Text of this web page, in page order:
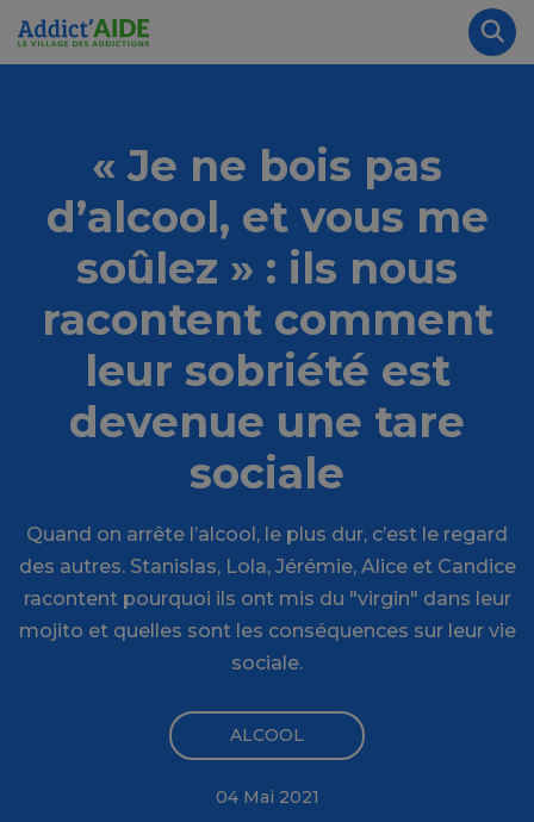
Aller au contenu principal
« Je ne bois pas
d’alcool, et vous me
soûlez » : ils nous
racontent comment
leur sobriété est
devenue une tare
sociale
Quand on arrête l’alcool, le plus dur, c’est le regard
des autres. Stanislas, Lola, Jérémie, Alice et Candice
racontent pourquoi ils ont mis du "virgin" dans leur
mojito et quelles sont les conséquences sur leur vie
sociale.
ALCOOL
04 Mai 2021
Panneau de gestion des cookies